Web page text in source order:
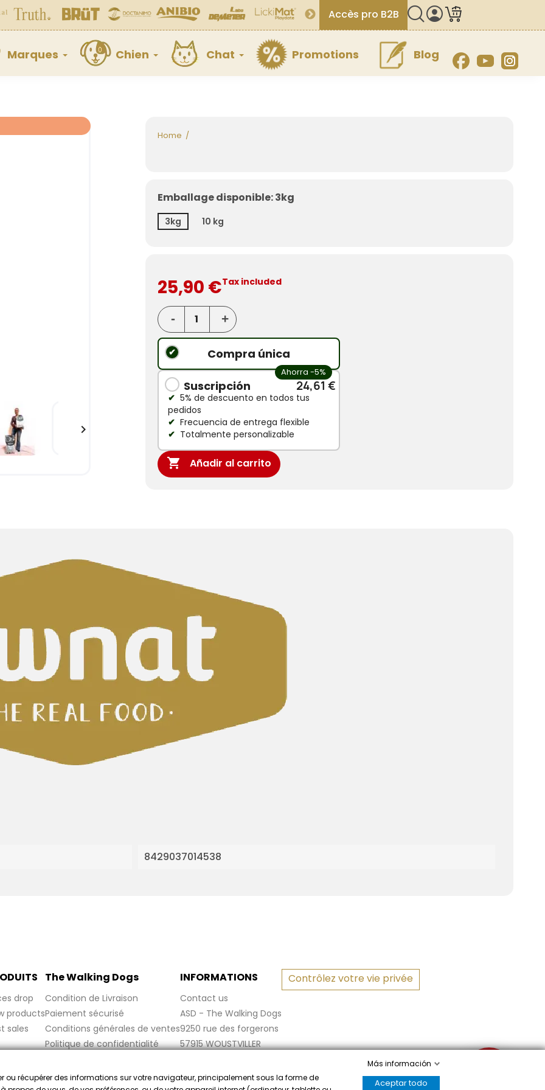
Accès pro B2B
Marques Chien Chat Promotions Blog Facebook
YouTube

Home
Emballage disponible: 3kg
3kg 10 kg
25,90 €Tax included
Compra única
Ahorra -5%
Suscripción 24,61 €
5% de descuento en todos tus
pedidos
Frecuencia de entrega flexible
Totalmente personalizable
 Añadir al carrito
8429037014538
drop
products
sales
The Walking Dogs
Condition de Livraison
Paiement sécurisé
Conditions générales de ventes
Politique de confidentialité
Mentions légales
INFORMATIONS
Contact us
ASD - The Walking Dogs
9250 rue des forgerons
57915 WOUSTVILLER
Contrôlez votre vie privée
ou récupérer des informations sur votre navigateur, principalement sous la forme de
Más información
Aceptar todo